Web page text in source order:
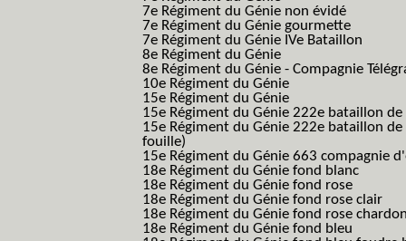
7e Régiment du Génie non évidé
7e Régiment du Génie gourmette
7e Régiment du Génie IVe Bataillon
8e Régiment du Génie
8e Régiment du Génie - Compagnie
10e Régiment du Génie
15e Régiment du Génie
15e Régiment du Génie 222e bataillon
15e Régiment du Génie 222e bataillon
fouille)
15e Régiment du Génie 663 compagnie
18e Régiment du Génie fond blanc
18e Régiment du Génie fond rose
18e Régiment du Génie fond rose clair
18e Régiment du Génie fond rose
18e Régiment du Génie fond bleu